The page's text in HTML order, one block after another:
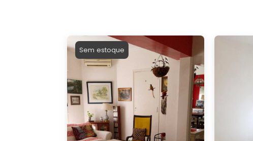
Sem estoque